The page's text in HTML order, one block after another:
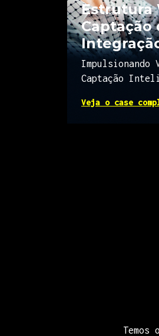
Estrutura
Captação
Impulsionando
Captação
Veja o case